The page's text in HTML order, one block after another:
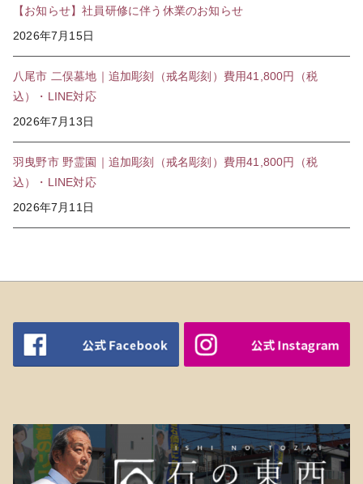
【お知らせ】社員研修に伴う休業のお知らせ
2026年7月15日
八尾市 二俣墓地｜追加彫刻（戒名彫刻）費用41,800円（税
込）・LINE対応
2026年7月13日
羽曳野市 野霊園｜追加彫刻（戒名彫刻）費用41,800円（税
込）・LINE対応
2026年7月11日